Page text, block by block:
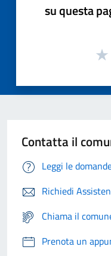
su questa
Contatta il
Leggi le
Richiedi
Chiama il
Prenota un